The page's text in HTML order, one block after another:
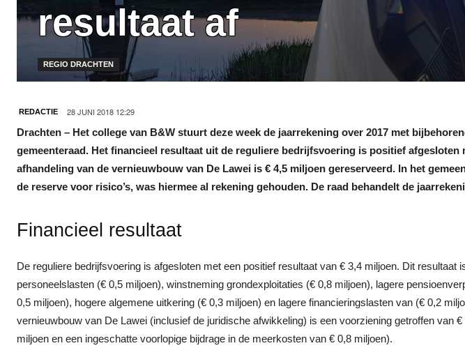
resultaat af
REGIO DRACHTEN
REDACTIE 28 JUNI 2018 12:29
Drachten – Het college van B&W stuurt deze week de jaarrekening over 2017 met
gemeenteraad. Het financieel resultaat uit de reguliere bedrijfsvoering is positief afgesloten
afhandeling van de vernieuwbouw van De Lawei is € 4,5 miljoen gereserveerd. In het
de reserve voor risico’s, was hiermee al rekening gehouden. De raad behandelt de
Financieel resultaat
De reguliere bedrijfsvoering is afgesloten met een positief resultaat van € 3,4 miljoen. Dit resultaat
personeelslasten (€ 0,5 miljoen), winstneming grondexploitaties (€ 0,8 miljoen), lagere
0,5 miljoen), hogere algemene uitkering (€ 0,3 miljoen) en lagere financieringslasten van (€ 0,2
vernieuwbouw van De Lawei (inclusief de juridische afwikkeling) is een voorziening getroffen van
miljoen en een ingeschatte voorlopige bijdrage in de meerkosten van € 0,8 miljoen).